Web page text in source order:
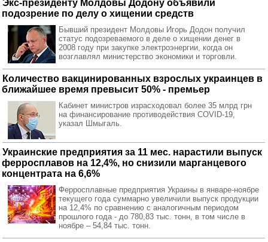
Экс-президенту Молдовы Додону объявили
подозрение по делу о хищении средств
Бывший президент Молдовы Игорь Додон получил
статус подозреваемого в деле о хищении денег в
2008 году при закупке электроэнергии, когда он
возглавлял министерство экономики и торговли.
Количество вакцинированных взрослых украинцев в
ближайшее время превысит 50% - премьер
Кабинет министров израсходовал более 35 млрд грн
на финансирование противодействия COVID-19,
указал Шмыгаль.
Украинские предприятия за 11 мес. нарастили выпуск
ферросплавов на 12,4%, но снизили марганцевого
концентрата на 6,6%
Ферросплавные предприятия Украины в январе-ноябре
текущего года суммарно увеличили выпуск продукции
на 12,4% по сравнению с аналогичным периодом
прошлого года - до 780,83 тыс. тонн, в том числе в
ноябре – 54,84 тыс. тонн.